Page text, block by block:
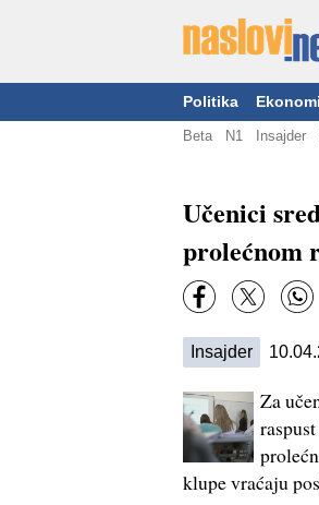
Politika
Beta N1 Insajder
Učenici
prolećnom
Insajder
Za
klupe vraćaju